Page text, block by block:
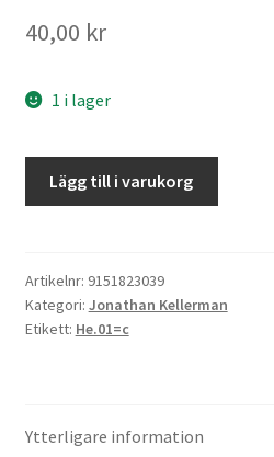
40,00 kr
1 i lager
mängd
Lägg till i varukorg
Artikelnr: 9151823039
Kategori: Jonathan Kellerman
Etikett: He.01=c
Ytterligare information